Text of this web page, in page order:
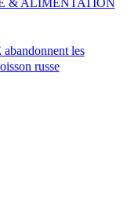
les
russe
& ALIMENTATION